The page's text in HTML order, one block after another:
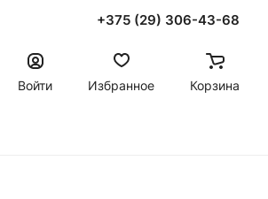
+375 (29) 306-43-68
Войти
Избранное Корзина